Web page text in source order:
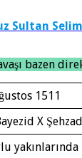
Sultan Selim
1511
X